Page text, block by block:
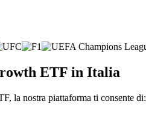
ETF in Italia
la nostra piattaforma ti consente di: